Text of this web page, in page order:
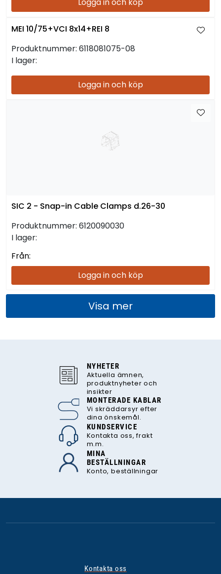
MEI 10/75+VCI 8x14+REI 8
Produktnummer: 6118081075-08
I lager:
Logga in och köp
SIC 2 - Snap-in Cable Clamps d.26-30
Produktnummer: 6120090030
I lager:
Från:
Logga in och köp
Visa mer
NYHETER
Aktuella ämnen,
produktnyheter och
insikter
MONTERADE KABLAR
Vi skräddarsyr efter
dina önskemål.
KUNDSERVICE
Kontakta oss, frakt
m.m.
MINA
BESTÄLLNINGAR
Konto, beställningar
Kontakta oss